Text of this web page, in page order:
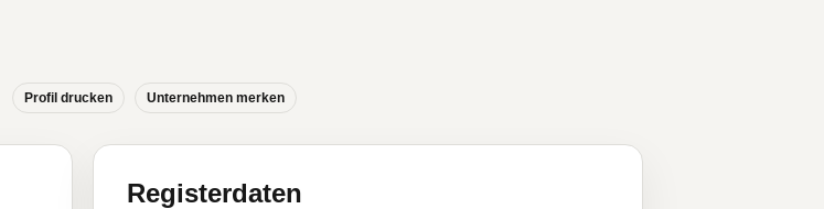
Profil drucken Unternehmen merken
Registerdaten